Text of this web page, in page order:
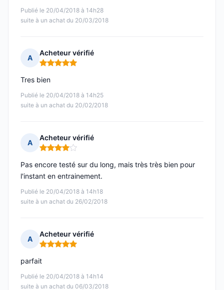
Publié le 20/04/2018 à 14h28
suite à un achat du 20/03/2018
A
Acheteur vérifié
Note : 5 sur 5
Publié le 20/04/2018 à 14h25
suite à un achat du 20/02/2018
Tres bien
A
Acheteur vérifié
Note : 4 sur 5
Publié le 20/04/2018 à 14h18
suite à un achat du 26/02/2018
Pas encore testé sur du long, mais très très bien pour
l'instant en entrainement.
A
Acheteur vérifié
Note : 5 sur 5
Publié le 20/04/2018 à 14h14
suite à un achat du 06/03/2018
parfait